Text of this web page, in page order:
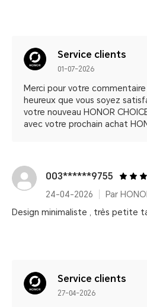
Service clients
01-07-2026
Merci pour votre
heureux que vous soyez
votre nouveau HONOR
avec votre prochain achat
003******9755
24-04-2026
Par
Design minimaliste , très petite
Service clients
27-04-2026